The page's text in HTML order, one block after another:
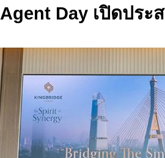
Agent Day เปิดประ